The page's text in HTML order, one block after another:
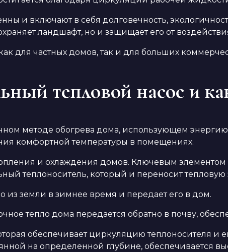
и включают в себя долговечность,
ландшафт, но и защищает его от
для частных домов, так и для больших
тепловой насос и
методе обогрева дома, использующем
комфортной температуры в помещениях.
и охлаждения домов. Ключевым
теплоноситель, который и переносит тепловую
из земли в зимнее время и передает его в дом.
тепло дома передается обратно в почву,
обеспечивает циркуляцию теплоносителя и
на определенной глубине, обеспечивается